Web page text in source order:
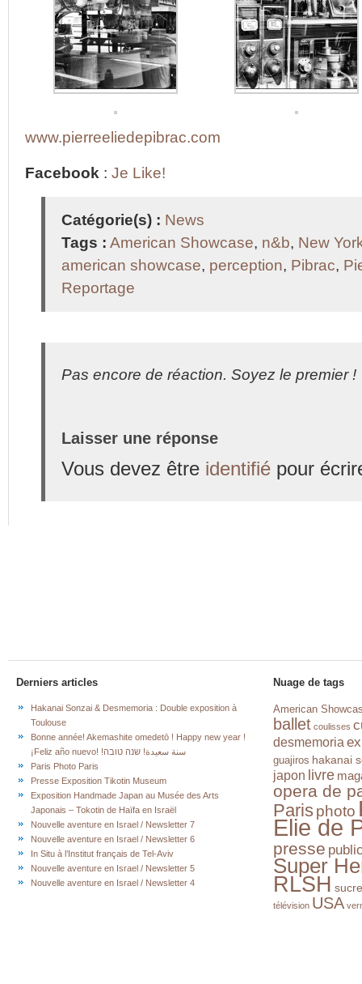
www.pierreeliedepibrac.com
Facebook : Je Like!
Catégorie(s) : News
Tags : American Showcase, n&b, New
american showcase, perception, Pibrac,
Reportage
Pas encore de réaction. Soyez le premier !
Laisser une réponse
Vous devez être identifié pour
Derniers articles
Hakanai Sonzai & Desmemoria : Double exposition à
Toulouse
Bonne année! Akemashite omedetō ! Happy new year !
¡Feliz año nuevo! !سنة سعيدة! שנה טובה
Paris Photo Paris
Presse Exposition Tikotin Museum
Exposition Handmade Japan au Musée des Arts
Japonais – Tokotin de Haïfa en Israël
Nouvelle aventure en Israel / Newsletter 7
Nouvelle aventure en Israel / Newsletter 6
In Situ à l’Institut français de Tel-Aviv
Nouvelle aventure en Israel / Newsletter 5
Nouvelle aventure en Israel / Newsletter 4
Nuage de tags
American
ballet coulisses
desmemoria
guajiros hakanai
japon livre
opera de
Paris photo
Elie de
presse
Super
RLSH sucre
télévision USA